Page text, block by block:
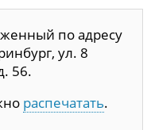
по адресу
ул. 8
56.
распечатать.